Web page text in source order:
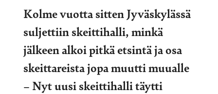
Kolme vuotta sitten Jyväskylässä
suljettiin skeittihalli, minkä
jälkeen alkoi pitkä etsintä ja osa
skeittareista jopa muutti muualle
– Nyt uusi skeittihalli täytti